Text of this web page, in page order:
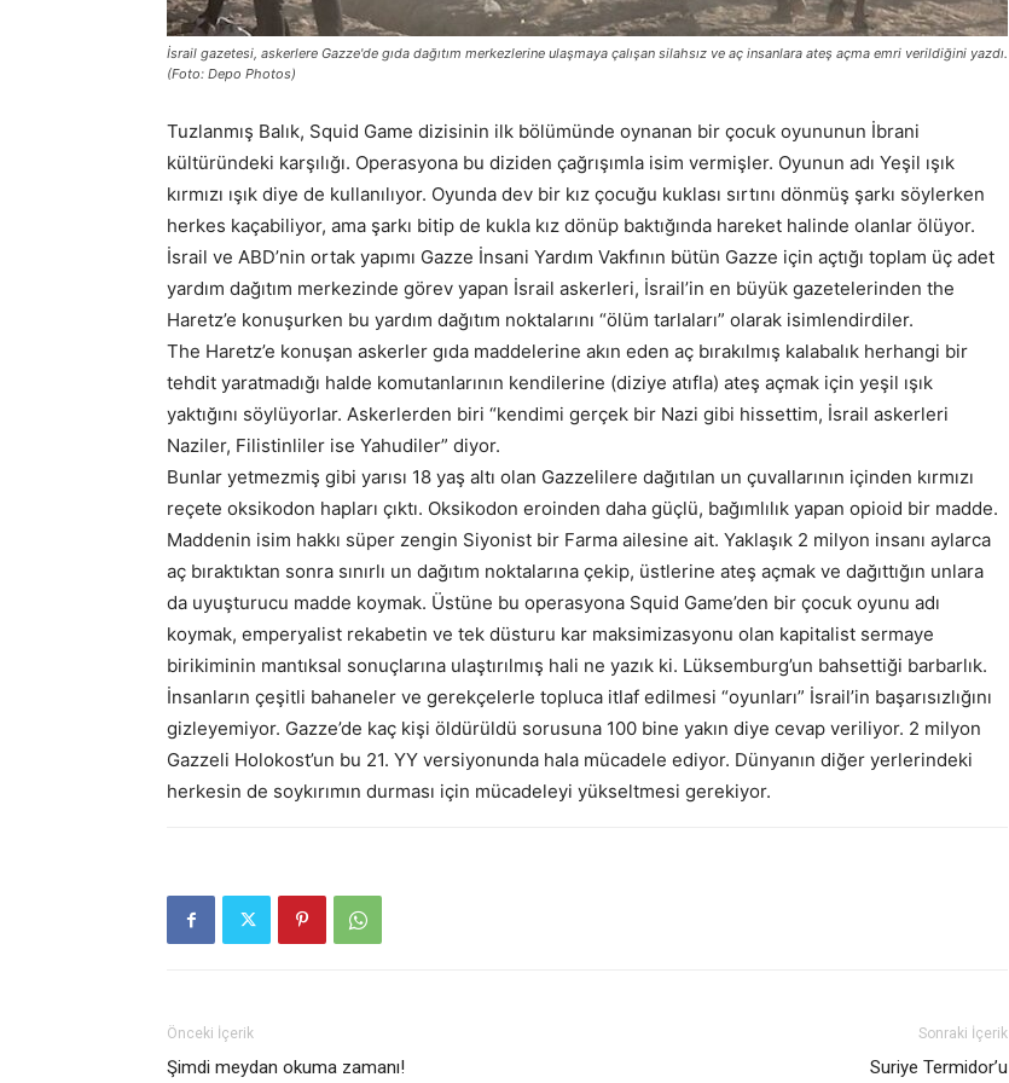
İsrail gazetesi, askerlere Gazze'de gıda dağıtım merkezlerine ulaşmaya çalışan silahsız ve aç insanlara ateş açma emri verildiğini yazdı.
(Foto: Depo Photos)
Tuzlanmış Balık, Squid Game dizisinin ilk bölümünde oynanan bir çocuk oyununun İbrani
kültüründeki karşılığı. Operasyona bu diziden çağrışımla isim vermişler. Oyunun adı Yeşil ışık
kırmızı ışık diye de kullanılıyor. Oyunda dev bir kız çocuğu kuklası sırtını dönmüş şarkı söylerken
herkes kaçabiliyor, ama şarkı bitip de kukla kız dönüp baktığında hareket halinde olanlar ölüyor.
İsrail ve ABD’nin ortak yapımı Gazze İnsani Yardım Vakfının bütün Gazze için açtığı toplam üç adet
yardım dağıtım merkezinde görev yapan İsrail askerleri, İsrail’in en büyük gazetelerinden the
Haretz’e konuşurken bu yardım dağıtım noktalarını “ölüm tarlaları” olarak isimlendirdiler.
The Haretz’e konuşan askerler gıda maddelerine akın eden aç bırakılmış kalabalık herhangi bir
tehdit yaratmadığı halde komutanlarının kendilerine (diziye atıfla) ateş açmak için yeşil ışık
yaktığını söylüyorlar. Askerlerden biri “kendimi gerçek bir Nazi gibi hissettim, İsrail askerleri
Naziler, Filistinliler ise Yahudiler” diyor.
Bunlar yetmezmiş gibi yarısı 18 yaş altı olan Gazzelilere dağıtılan un çuvallarının içinden kırmızı
reçete oksikodon hapları çıktı. Oksikodon eroinden daha güçlü, bağımlılık yapan opioid bir madde.
Maddenin isim hakkı süper zengin Siyonist bir Farma ailesine ait. Yaklaşık 2 milyon insanı aylarca
aç bıraktıktan sonra sınırlı un dağıtım noktalarına çekip, üstlerine ateş açmak ve dağıttığın unlara
da uyuşturucu madde koymak. Üstüne bu operasyona Squid Game’den bir çocuk oyunu adı
koymak, emperyalist rekabetin ve tek düsturu kar maksimizasyonu olan kapitalist sermaye
birikiminin mantıksal sonuçlarına ulaştırılmış hali ne yazık ki. Lüksemburg’un bahsettiği barbarlık.
İnsanların çeşitli bahaneler ve gerekçelerle topluca itlaf edilmesi “oyunları” İsrail’in başarısızlığını
gizleyemiyor. Gazze’de kaç kişi öldürüldü sorusuna 100 bine yakın diye cevap veriliyor. 2 milyon
Gazzeli Holokost’un bu 21. YY versiyonunda hala mücadele ediyor. Dünyanın diğer yerlerindeki
herkesin de soykırımın durması için mücadeleyi yükseltmesi gerekiyor.
Önceki İçerik
Şimdi meydan okuma zamanı!
Sonraki İçerik
Suriye Termidor’u